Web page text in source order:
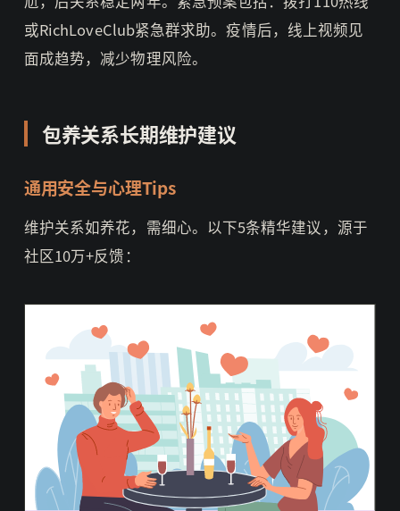
或RichLoveClub紧急群求助。疫情后，线上视频见
面成趋势，减少物理风险。
包养关系长期维护建议
通用安全与心理Tips
维护关系如养花，需细心。以下5条精华建议，源于
社区10万+反馈：